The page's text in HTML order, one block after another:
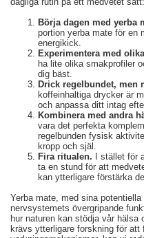
Börja dagen med yerba
portion yerba mate för en
energikick.
Experimentera med
ha lite olika smakprofiler
dig bäst.
Drick regelbundet, men
koffeinhaltiga drycker är
och anpassa ditt intag
Kombinera med andra
vara det perfekta
regelbunden fysisk
kropp och själ.
Fira ritualen. I stället för
ta en stund för att
kan ytterligare förstärka
Yerba mate, med sina
nervsystemets övergripande
hur naturen kan stödja vår
krävs ytterligare forskning för att